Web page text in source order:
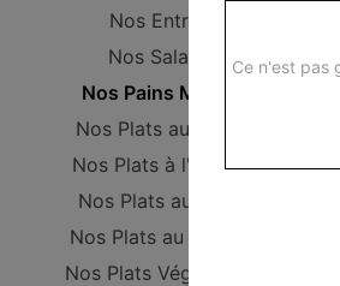
Nos Entrées
Nos Salades
Nos Pains Maison
Nos Plats au poulet
Nos Plats à l'Agneau
Nos Plats au Boeuf
Nos Plats au Poisson
Nos Plats Végétariens
Ce n'est pas